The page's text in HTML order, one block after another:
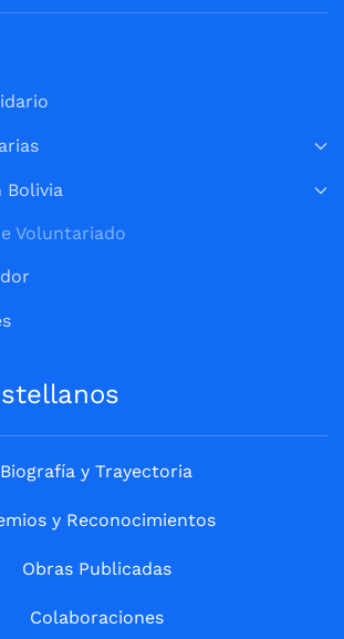
Bolivia
Voluntariado
Biografía y Trayectoria
y Reconocimientos
Obras Publicadas
Colaboraciones